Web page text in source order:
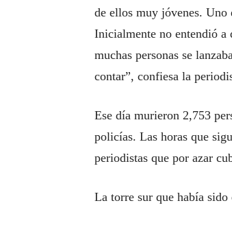
de ellos muy jóvenes. Uno
Inicialmente no entendió a
muchas personas se
contar”, confiesa la
Ese día murieron 2,753
policías. Las horas que
periodistas que por azar
La torre sur que había sido